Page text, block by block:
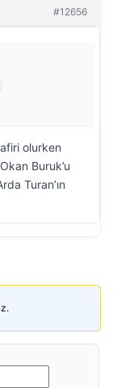
#12656
olurken
Buruk’u
Turan’ın